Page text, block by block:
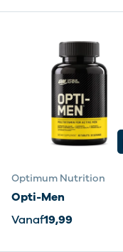
Optimum Nutrition
Opti-Men
Vanaf19,99